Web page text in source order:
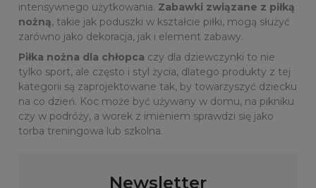
intensywnego użytkowania. Zabawki związane z piłką
nożną, takie jak poduszki w kształcie piłki, mogą służyć
zarówno jako dekoracja, jak i element zabawy.
Piłka nożna dla chłopca czy dla dziewczynki to nie
tylko sport, ale często i styl życia, dlatego produkty z tej
kategorii są zaprojektowane tak, by towarzyszyć dziecku
na co dzień. Koc może być używany w domu, na pikniku
czy w podróży, a worek z imieniem sprawdzi się jako
torba treningowa lub szkolna.
Newsletter